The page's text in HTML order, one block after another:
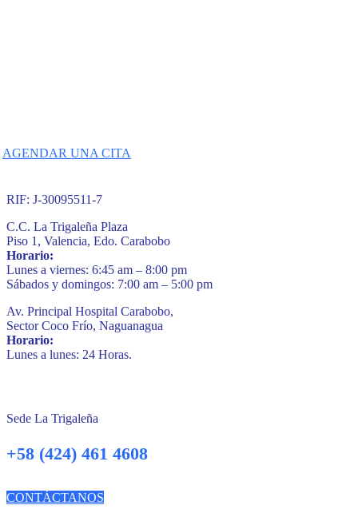
AGENDAR UNA CITA
RIF: J-30095511-7
C.C. La Trigaleña Plaza
Piso 1, Valencia, Edo. Carabobo
Horario:
Lunes a viernes: 6:45 am – 8:00 pm
Sábados y domingos: 7:00 am – 5:00 pm
Av. Principal Hospital Carabobo,
Sector Coco Frío, Naguanagua
Horario:
Lunes a lunes: 24 Horas.
Sede La Trigaleña
+58 (424) 461 4608
CONTÁCTANOS